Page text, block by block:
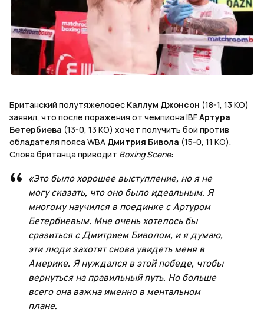
Британский полутяжеловес Каллум Джонсон (18-1, 13 КО)
заявил, что после поражения от чемпиона IBFАртура
Бетербиева (13-0, 13 КО) хочет получить бой против
обладателя пояса WBA Дмитрия Бивола (15-0, 11 КО).
Слова британца приводит Boxing Scene:
«Это было хорошее выступление, но я не
могу сказать, что оно было идеальным. Я
многому научился в поединке с Артуром
Бетербиевым. Мне очень хотелось бы
сразиться с Дмитрием Биволом, и я думаю,
эти люди захотят снова увидеть меня в
Америке. Я нуждался в этой победе, чтобы
вернуться на правильный путь. Но больше
всего она важна именно в ментальном
плане.